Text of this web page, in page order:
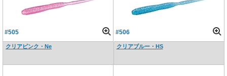
#505
クリアピンク・Ne
#506
クリアブルー・HS